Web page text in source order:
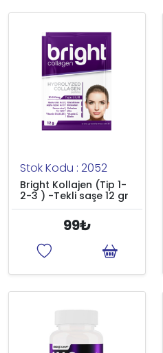
Stok Kodu : 2052
Bright Kollajen (Tip 1-
2-3 ) -Tekli saşe 12 gr
99₺